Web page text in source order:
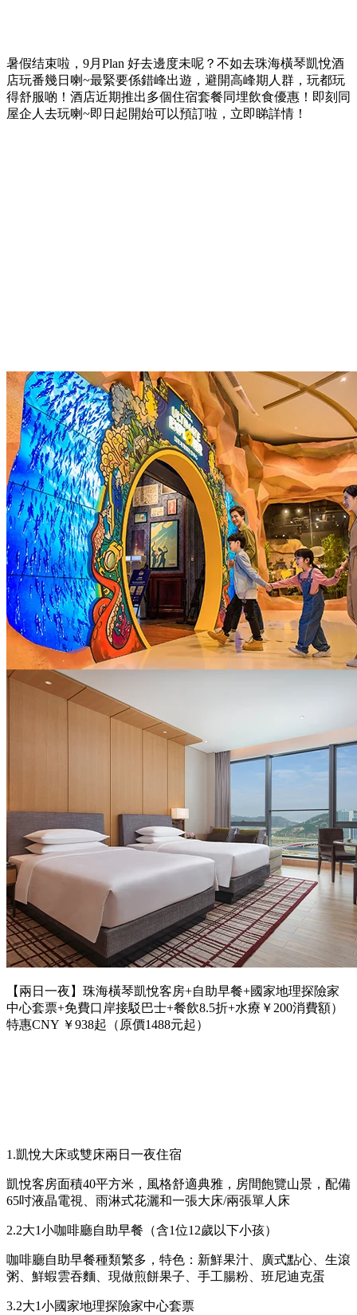
暑假结束啦，9月Plan 好去邊度未呢？ 不如去珠海橫琴凱悅酒
店玩番幾日喇~最緊要係錯峰出遊，避開高峰期人群，玩都玩
得舒服啲！酒店近期推出多個住宿套餐同埋飲食優惠！即刻同
屋企人去玩喇~即日起開始可以預訂啦，立即睇詳情！
【兩日一夜】珠海橫琴凱悅客房+自助早餐+國家地理探險家
中心套票+免費口岸接駁巴士+餐飲8.5折+水療￥200消費額）
特惠CNY ￥938起（原價1488元起）
1.凱悅大床或雙床兩日一夜住宿
凱悅客房面積40平方米，風格舒適典雅，房間飽覽山景，配備
65吋液晶電視、雨淋式花灑和一張大床/兩張單人床
2.2大1小咖啡廳自助早餐（含1位12歲以下小孩）
咖啡廳自助早餐種類繁多，特色：新鮮果汁、廣式點心、生滾
粥、鮮蝦雲吞麵、現做煎餅果子、手工腸粉、班尼迪克蛋
3.2大1小國家地理探險家中心套票